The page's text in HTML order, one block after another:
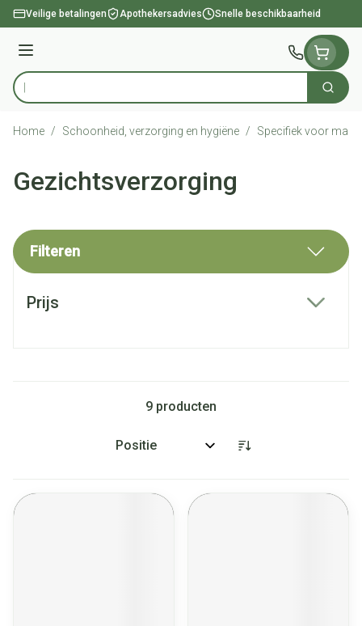
Ga naar de inhoud
Veilige betalingen Apothekersadvies Snelle beschikbaarheid
Menu
Product, merk, categorie... Zoek
Home / Schoonheid, verzorging en hygiëne / Specifiek voor
Gezichtsverzorging
Filteren
Prijs
9 producten
Sorteer op: